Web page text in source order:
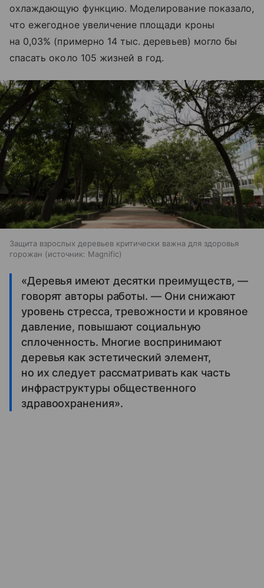
охлаждающую функцию. Моделирование показало,
что ежегодное увеличение площади кроны
на 0,03% (примерно 14 тыс. деревьев) могло бы
спасать около 105 жизней в год.
Защита взрослых деревьев критически важна для здоровья
горожан
источник: Magnific
«Деревья имеют десятки преимуществ, —
говорят авторы работы. — Они снижают
уровень стресса, тревожности и кровяное
давление, повышают социальную
сплоченность. Многие воспринимают
деревья как эстетический элемент,
но их следует рассматривать как часть
инфраструктуры общественного
здравоохранения».